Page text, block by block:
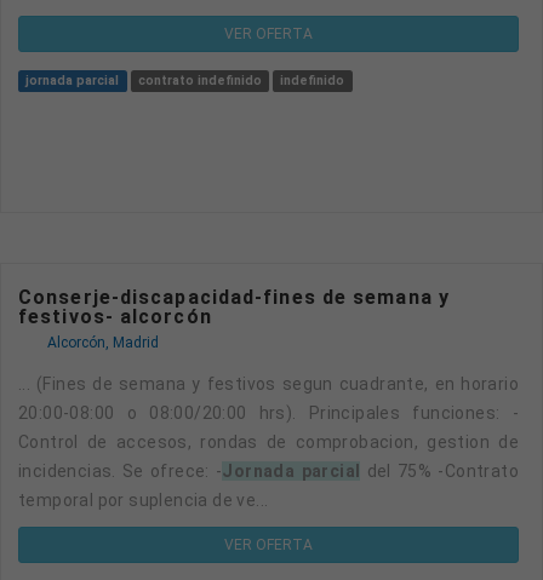
VER OFERTA
jornada parcial contrato indefinido indefinido
Conserje-discapacidad-fines de semana y
festivos- alcorcón
Alcorcón, Madrid
... (Fines de semana y festivos segun cuadrante, en horario
20:00-08:00 o 08:00/20:00 hrs). Principales funciones: -
Control de accesos, rondas de comprobacion, gestion de
incidencias. Se ofrece: -
Jornada parcial
del 75% -Contrato
temporal por suplencia de ve...
VER OFERTA